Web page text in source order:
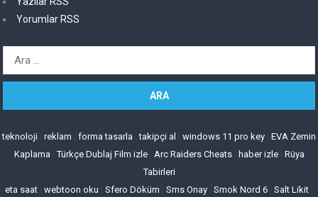
Yorumlar RSS
Arama:
teknoloji reklam forma tasarla |takipçi al windows 11 pro key EVA Zemin
Kaplama |Türkçe Dublaj Film izle| Arc Raiders Cheats| haber izle| Rüya
Tabirleri
eta saat webtoon oku Sfero Döküm Sms Onay Smok Nord 6 Salt Likit